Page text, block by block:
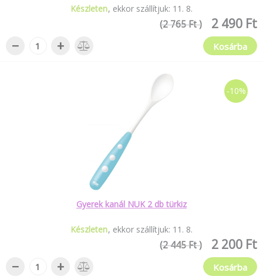
Készleten ekkor szállítjuk: 11 . 8.
2 490 Ft
(2 765 Ft )
− + Kosárba
-10%
Gyerek kanál NUK 2 db türkiz
Készleten ekkor szállítjuk: 11 . 8.
2 200 Ft
(2 445 Ft )
− + Kosárba